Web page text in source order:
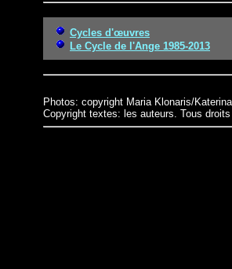
Cycles d'œuvres
Le Cycle de l'Ange 1985-2013
Photos: copyright Maria Klonaris/
Copyright textes: les auteurs. Tous